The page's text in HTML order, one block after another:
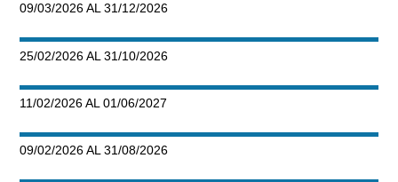
09/03/2026 AL 31/12/2026
25/02/2026 AL 31/10/2026
11/02/2026 AL 01/06/2027
09/02/2026 AL 31/08/2026